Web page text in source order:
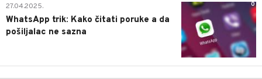
0
27.04.2025.
WhatsApp trik: Kako čitati poruke a da
pošiljalac ne sazna